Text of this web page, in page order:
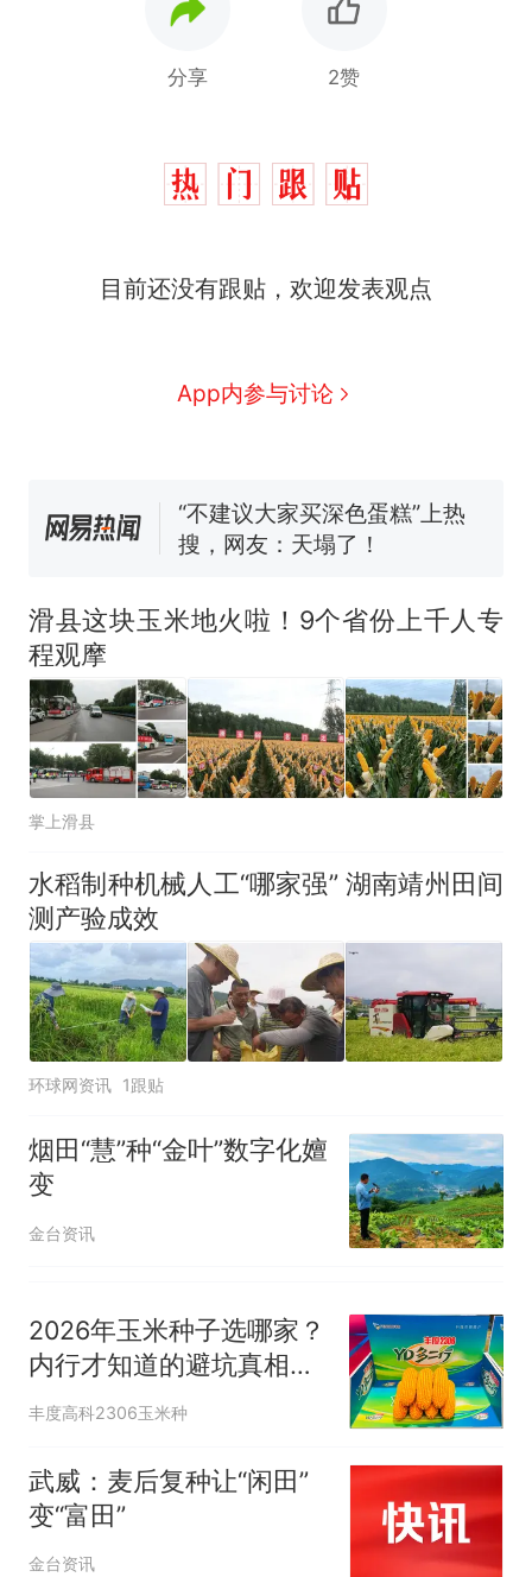
分享 2赞
目前还没有跟贴，欢迎发表观点
App内参与讨论
热
十多万人报名的考试，成绩
交5060元才肯搬上楼！女子傻
佛山一中学招聘物理教师，笔
试前13名均遭淘汰？教育局：
“不建议大家买深色蛋糕”上热
搜，网友：天塌了！
全部作废，公平么？
滑县这块玉米地火啦！9个省份上千人专
程观摩
掌上滑县
水稻制种机械人工“哪家强” 湖南靖州田间
测产验成效
环球网资讯 1跟贴
烟田“慧”种“金叶”数字化嬗
变
金台资讯
2026年玉米种子选哪家？
内行才知道的避坑真相，
种错一年白
丰度高科2306玉米种
武威：麦后复种让“闲田”
变“富田”
金台资讯